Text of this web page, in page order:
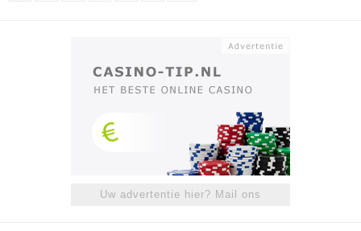
Uw advertentie hier? Mail ons